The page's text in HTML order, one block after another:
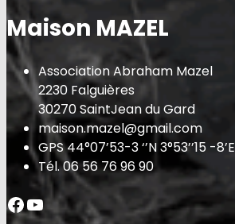
Maison MAZEL
Association Abraham Mazel
2230 Falguières
30270 SaintJean du Gard
maison.mazel@gmail.com
GPS 44°07’53-3 ‘’N 3°53’’15 -8’E
Tél. 06 56 76 96 90
Facebook YouTube